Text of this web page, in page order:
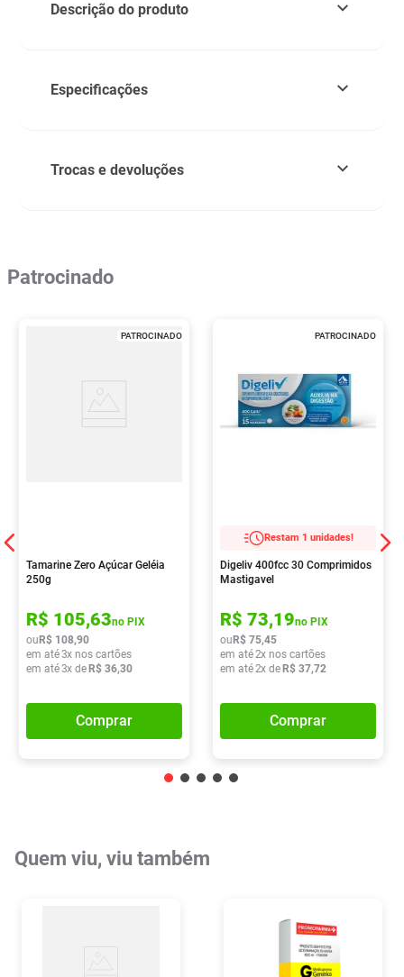
Descrição do produto
Especificações
Trocas e devoluções
Patrocinado
PATROCINADO
Tamarine Zero Açúcar Geléia
250g
R$ 105,63no PIX
ou R$ 108,90
em até3x nos cartões
em até3x de R$ 36,30
Comprar
PATROCINADO
Restam 1 unidades!
Digeliv 400fcc 30 Comprimidos
Mastigavel
R$ 73,19no PIX
ou R$ 75,45
em até2x nos cartões
em até2x de R$ 37,72
Comprar
Quem viu, viu também